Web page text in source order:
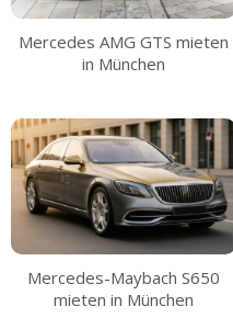
Mercedes AMG GTS mieten
in München
Mercedes-Maybach S650
mieten in München